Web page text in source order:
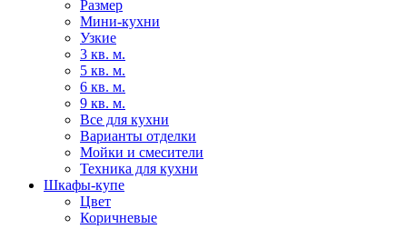
Размер
Мини-кухни
Узкие
3 кв. м.
5 кв. м.
6 кв. м.
9 кв. м.
Все для кухни
Варианты отделки
Мойки и смесители
Техника для кухни
Шкафы-купе
Цвет
Коричневые